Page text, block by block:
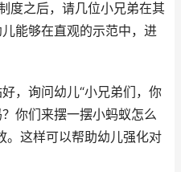
度之后，请几位小兄弟在其
能够在直观的示范中，进
，询问幼儿“小兄弟们，你
你们来摆一摆小蚂蚁怎么
。这样可以帮助幼儿强化对